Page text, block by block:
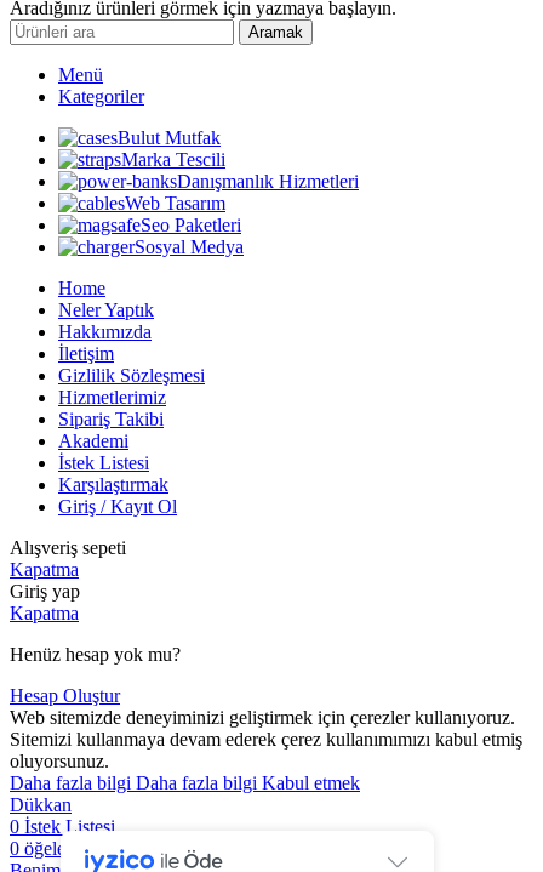
Aradığınız ürünleri görmek için yazmaya başlayın.
Aramak
Menü
Kategoriler
Bulut Mutfak
Marka Tescili
Danışmanlık Hizmetleri
Web Tasarım
Seo Paketleri
Sosyal Medya
Home
Neler Yaptık
Hakkımızda
İletişim
Gizlilik Sözleşmesi
Hizmetlerimiz
Sipariş Takibi
Akademi
İstek Listesi
Karşılaştırmak
Giriş / Kayıt Ol
Alışveriş sepeti
Kapatma
Giriş yap
Kapatma
Henüz hesap yok mu?
Hesap Oluştur
Web sitemizde deneyiminizi geliştirmek için çerezler kullanıyoruz.
Sitemizi kullanmaya devam ederek çerez kullanımımızı kabul etmiş
oluyorsunuz.
Daha fazla bilgi Daha fazla bilgi Kabul etmek
Dükkan
0 İstek Listesi
0 öğeler
At arabası